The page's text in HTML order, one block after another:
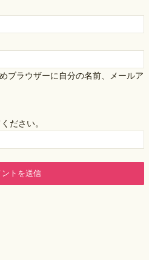
ブラウザーに自分の名前、メールア
ださい。